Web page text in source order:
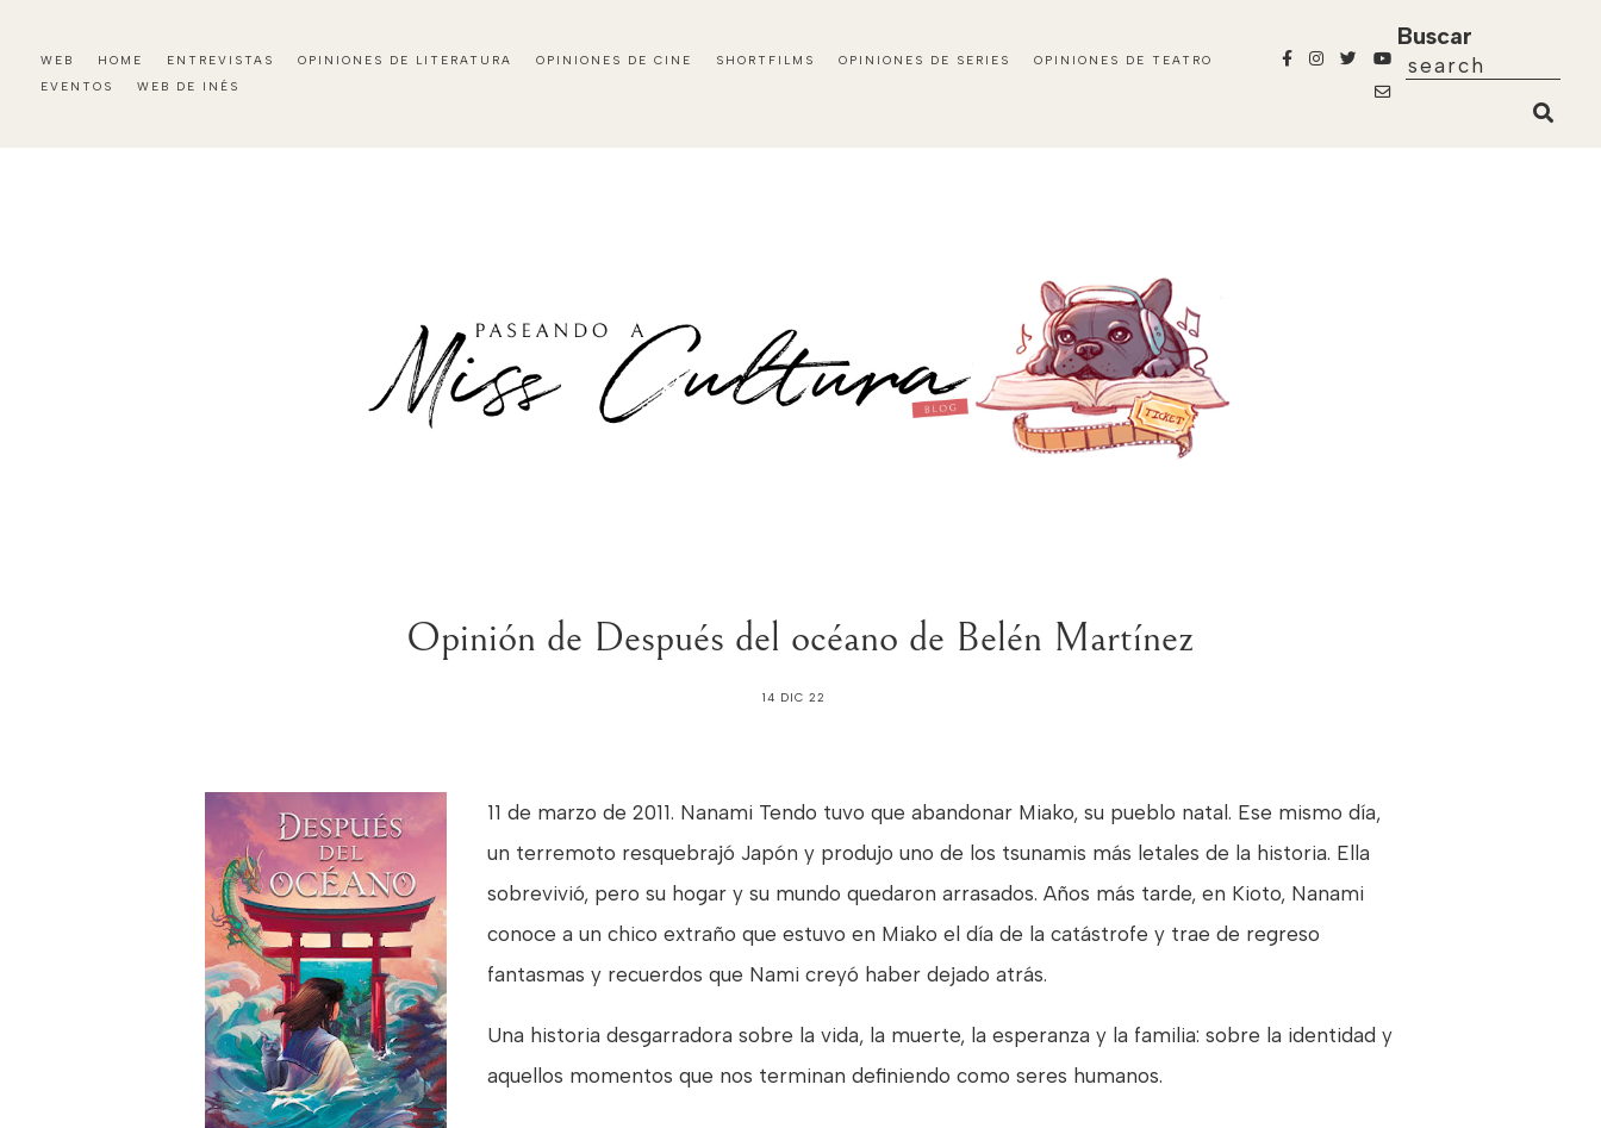
WEB HOME ENTREVISTAS OPINIONES DE LITERATURA OPINIONES DE CINE SHORTFILMS OPINIONES DE SERIES
OPINIONES DE TEATRO
EVENTOS
WEB DE INÉS
Buscar
Opinión de Después del océano de Belén Martínez
14 DIC 22
11 de marzo de 2011. Nanami Tendo tuvo que abandonar Miako, su pueblo natal. Ese mismo día,
un terremoto resquebrajó Japón y produjo uno de los tsunamis más letales de la historia. Ella
sobrevivió, pero su hogar y su mundo quedaron arrasados. Años más tarde, en Kioto, Nanami
conoce a un chico extraño que estuvo en Miako el día de la catástrofe y trae de regreso
fantasmas y recuerdos que Nami creyó haber dejado atrás.
Una historia desgarradora sobre la vida, la muerte, la esperanza y la familia: sobre la identidad y
aquellos momentos que nos terminan definiendo como seres humanos.